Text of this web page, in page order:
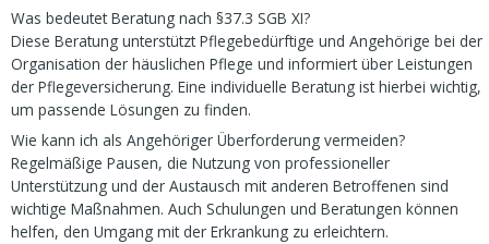
Was bedeutet Beratung nach §37.3 SGB XI?
Diese Beratung unterstützt Pflegebedürftige und Angehörige bei der
Organisation der häuslichen Pflege und informiert über Leistungen
der Pflegeversicherung. Eine individuelle Beratung ist hierbei wichtig,
um passende Lösungen zu finden.
Wie kann ich als Angehöriger Überforderung vermeiden?
Regelmäßige Pausen, die Nutzung von professioneller
Unterstützung und der Austausch mit anderen Betroffenen sind
wichtige Maßnahmen. Auch Schulungen und Beratungen können
helfen, den Umgang mit der Erkrankung zu erleichtern.